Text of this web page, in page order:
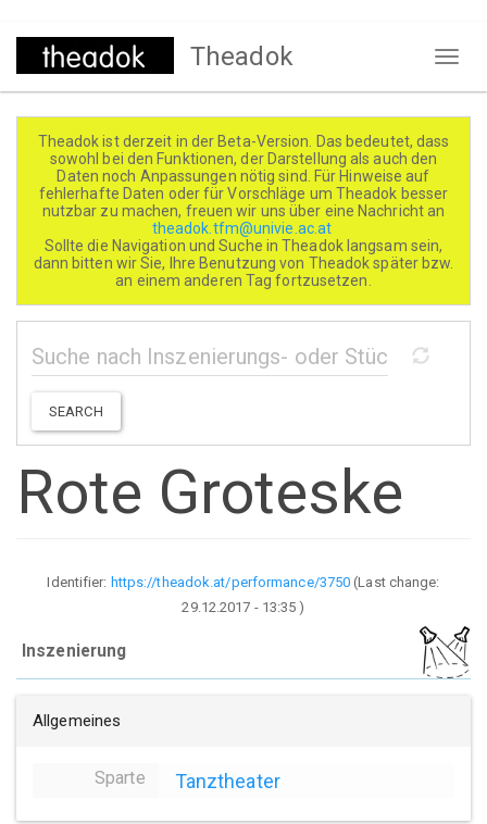
Direkt
Theadok
Theadok ist derzeit in der Beta-Version. Das bedeutet, dass
sowohl bei den Funktionen, der Darstellung als auch den
Daten noch Anpassungen nötig sind. Für Hinweise auf
fehlerhafte Daten oder für Vorschläge um Theadok besser
nutzbar zu machen, freuen wir uns über eine Nachricht an
theadok.tfm@univie.ac.at
Sollte die Navigation und Suche in Theadok langsam sein,
dann bitten wir Sie, Ihre Benutzung von Theadok später bzw.
an einem anderen Tag fortzusetzen.
SEARCH
Rote Groteske
Identifier: https://theadok.at/performance/3750 (Last change:
29.12.2017 - 13:35 )
Inszenierung
Allgemeines
Sparte Tanztheater